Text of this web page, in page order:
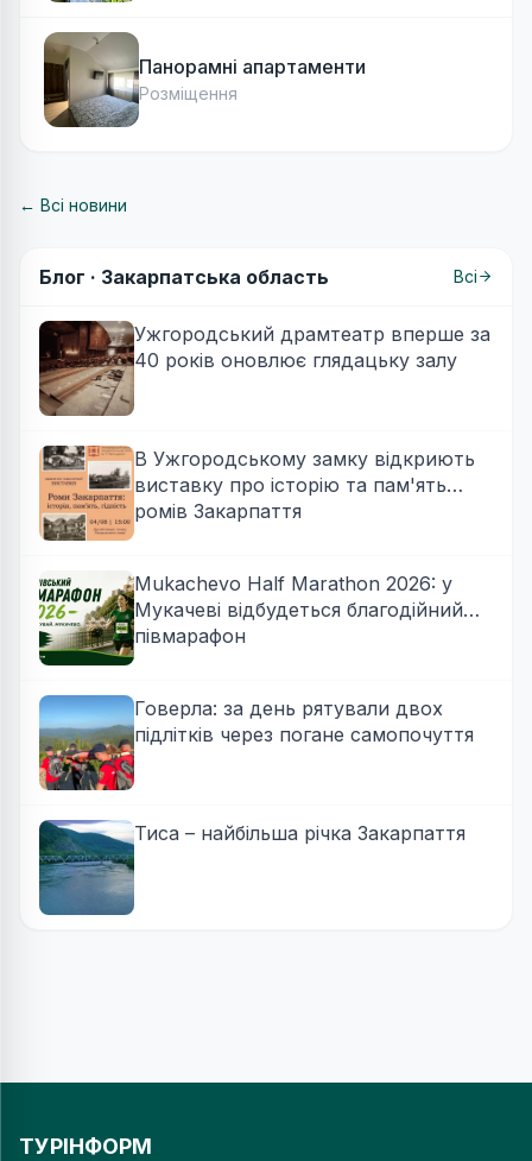
Панорамні апартаменти
Розміщення
← Всі новини
Блог · Закарпатська область Всі
Ужгородський драмтеатр вперше за
40 років оновлює глядацьку залу
В Ужгородському замку відкриють
виставку про історію та пам'ять
ромів Закарпаття
Mukachevo Half Marathon 2026: у
Мукачеві відбудеться благодійний
півмарафон
Говерла: за день рятували двох
підлітків через погане самопочуття
Тиса – найбільша річка Закарпаття
ТУРІНФОРМ